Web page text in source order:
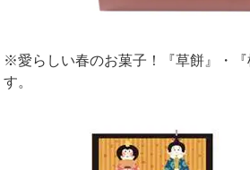
※愛らしい春のお菓子！『草餅』・
す。